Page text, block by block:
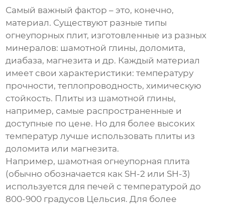
Самый важный фактор – это, конечно,
материал. Существуют разные типы
огнеупорных плит, изготовленные из разных
минералов: шамотной глины, доломита,
диабаза, магнезита и др. Каждый материал
имеет свои характеристики: температуру
прочности, теплопроводность, химическую
стойкость. Плиты из шамотной глины,
например, самые распространенные и
доступные по цене. Но для более высоких
температур лучше использовать плиты из
доломита или магнезита.
Например, шамотная огнеупорная плита
(обычно обозначается как SH-2 или SH-3)
используется для печей с температурой до
800-900 градусов Цельсия. Для более